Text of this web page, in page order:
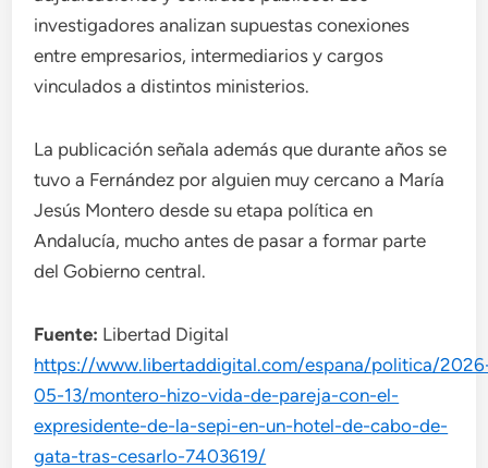
investigadores analizan supuestas conexiones
entre empresarios, intermediarios y cargos
vinculados a distintos ministerios.
La publicación señala además que durante años se
tuvo a Fernández por alguien muy cercano a María
Jesús Montero desde su etapa política en
Andalucía, mucho antes de pasar a formar parte
del Gobierno central.
Fuente: Libertad Digital
https://www.libertaddigital.com/espana/politica/
05-13/montero-hizo-vida-de-pareja-con-el-
expresidente-de-la-sepi-en-un-hotel-de-cabo-de-
gata-tras-cesarlo-7403619/